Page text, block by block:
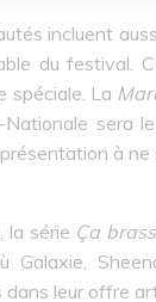
incluent
du festival.
spéciale. La
Nationale sera
à ne
la série Ça
Galaxie,
dans leur offre